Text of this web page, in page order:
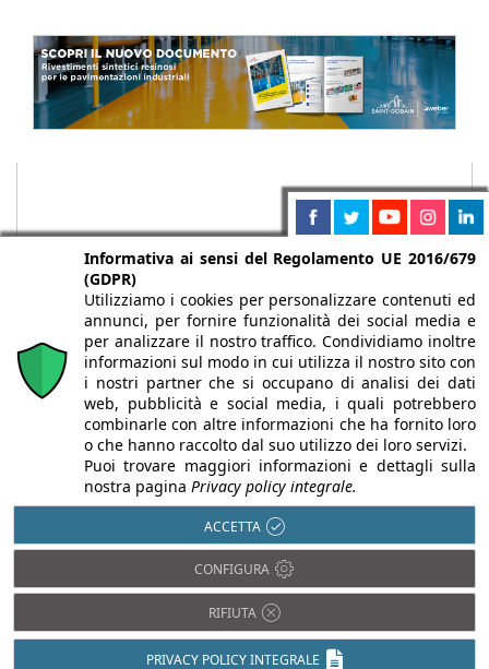
Chi siamo Autori Per la tua pubblicità
Iscriviti alla
newsletter
Infobuild è testata registrata presso il Tribunale di Milano al n° 63
dell’8/3/2013 - ISSN 2282-2267
© 2000-2026 Infoweb srl - P.IVA 13155920153 - Tutti i diritti
riservati |Privacy
Informativa ai sensi del Regolamento UE 2016/679
(GDPR)
Utilizziamo i cookies per personalizzare contenuti ed
annunci, per fornire funzionalità dei social media e
per analizzare il nostro traffico. Condividiamo inoltre
informazioni sul modo in cui utilizza il nostro sito con
i nostri partner che si occupano di analisi dei dati
web, pubblicità e social media, i quali potrebbero
combinarle con altre informazioni che ha fornito loro
o che hanno raccolto dal suo utilizzo dei loro servizi.
Puoi trovare maggiori informazioni e dettagli sulla
nostra pagina Privacy policy integrale.
ACCETTA
CONFIGURA
RIFIUTA
PRIVACY POLICY INTEGRALE